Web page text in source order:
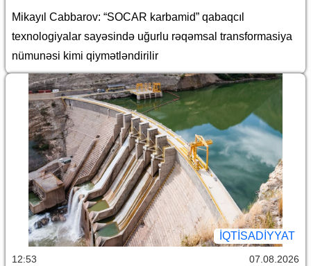
Mikayıl Cabbarov: “SOCAR karbamid” qabaqcıl
texnologiyalar sayəsində uğurlu rəqəmsal transformasiya
nümunəsi kimi qiymətləndirilir
İQTİSADİYYAT
12:53 07.08.2026